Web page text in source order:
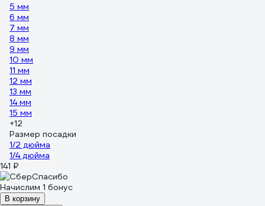
5 мм
6 мм
7 мм
8 мм
9 мм
10 мм
11 мм
12 мм
13 мм
14 мм
15 мм
+12
Размер посадки
1/2 дюйма
1/4 дюйма
141 ₽
Начислим 1 бонус
В корзину